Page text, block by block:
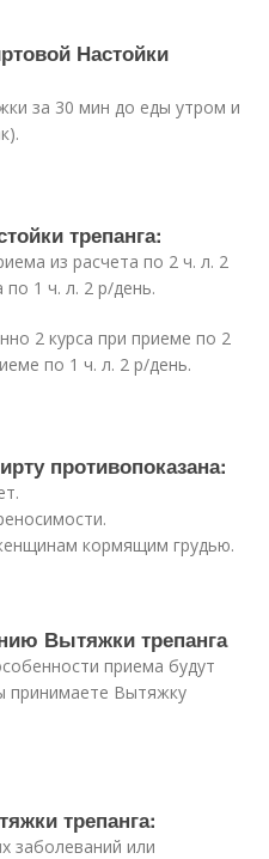
Настойки
за 30 мин до еды утром и
трепанга:
из расчета по 2 ч. л. 2
по 1 ч. л. 2 р/день.
2 курса при приеме по 2
по 1 ч. л. 2 р/день.
противопоказана:
кормящим грудью.
Вытяжки трепанга
приема будут
принимаете Вытяжку
трепанга:
заболеваний или